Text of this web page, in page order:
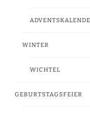
WINTER
WICHTEL
GEBURTSTAGSFEIER